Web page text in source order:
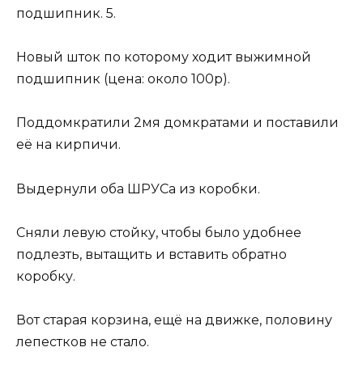
подшипник. 5.
Новый шток по которому ходит выжимной
подшипник (цена: около 100р).
Поддомкратили 2мя домкратами и поставили
её на кирпичи.
Выдернули оба ШРУСа из коробки.
Сняли левую стойку, чтобы было удобнее
подлезть, вытащить и вставить обратно
коробку.
Вот старая корзина, ещё на движке, половину
лепестков не стало.